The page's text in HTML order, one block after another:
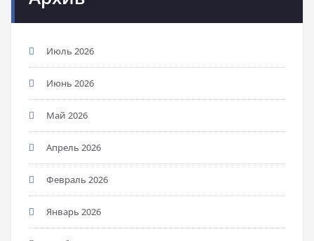
Июль 2026
Июнь 2026
Май 2026
Апрель 2026
Февраль 2026
Январь 2026